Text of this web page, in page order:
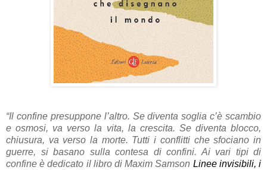
“Il confine presuppone l’altro. Se diventa soglia c’è scambio
e osmosi, va verso la vita, la crescita. Se diventa blocco,
chiusura, va verso la morte. Tutti i conflitti che sfociano in
guerre, si basano sulla contesa di confini. Ai vari tipi di
confine è dedicato il libro di Maxim Samson Linee invisibili, i